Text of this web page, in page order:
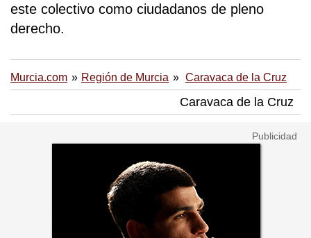
este colectivo como ciudadanos de pleno
derecho.
Murcia.com Región de Murcia Caravaca de la Cruz
Caravaca de la Cruz